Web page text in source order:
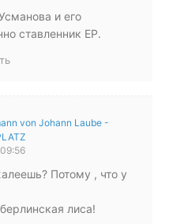
и его
ставленник ЕР.
von Johann Laube -
Потому , что у
лиса!